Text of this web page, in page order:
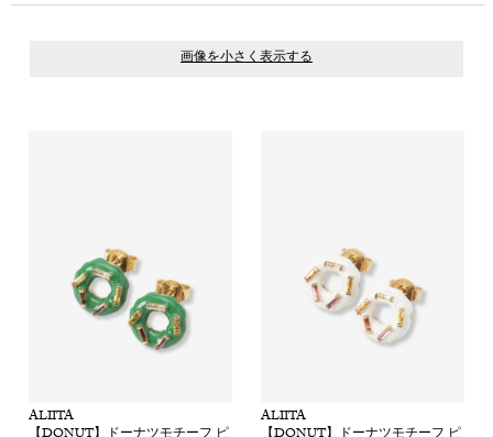
ALIITA
ALIITA